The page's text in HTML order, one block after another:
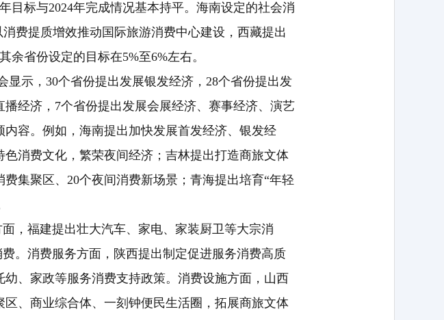
目标与2024年完成情况基本持平。海南设定的社会消
费提质增效推动国际旅游消费中心建设，西藏提出
余省份设定的目标在5%至6%左右。
示，30个省份提出发展银发经济，28个省份提出发
经济，7个省份提出发展会展经济、赛事经济、演艺
容。例如，海南提出加快发展首发经济、银发经
消费文化，繁荣夜间经济；吉林提出打造商旅文体
集聚区、20个夜间消费新场景；青海提出培育“年轻
，福建提出壮大汽车、家电、家装厨卫等大宗消
。消费服务方面，陕西提出制定促进服务消费高质
、家政等服务消费支持政策。消费设施方面，山西
、商业综合体、一刻钟便民生活圈，拓展商旅文体